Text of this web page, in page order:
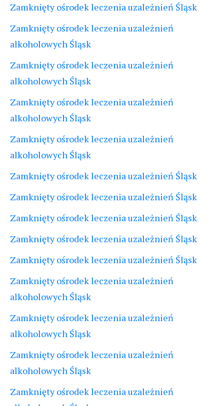
Zamknięty ośrodek leczenia uzależnień Śląsk
Zamknięty ośrodek leczenia uzależnień
alkoholowych Śląsk
Zamknięty ośrodek leczenia uzależnień
alkoholowych Śląsk
Zamknięty ośrodek leczenia uzależnień
alkoholowych Śląsk
Zamknięty ośrodek leczenia uzależnień
alkoholowych Śląsk
Zamknięty ośrodek leczenia uzależnień Śląsk
Zamknięty ośrodek leczenia uzależnień Śląsk
Zamknięty ośrodek leczenia uzależnień Śląsk
Zamknięty ośrodek leczenia uzależnień Śląsk
Zamknięty ośrodek leczenia uzależnień Śląsk
Zamknięty ośrodek leczenia uzależnień
alkoholowych Śląsk
Zamknięty ośrodek leczenia uzależnień
alkoholowych Śląsk
Zamknięty ośrodek leczenia uzależnień
alkoholowych Śląsk
Zamknięty ośrodek leczenia uzależnień